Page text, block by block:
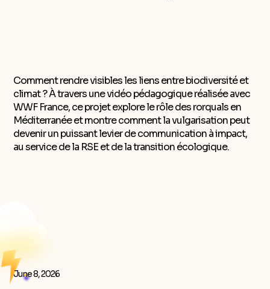
Comment rendre visibles les liens entre biodiversité et
climat ? À travers une vidéo pédagogique réalisée avec
WWF France, ce projet explore le rôle des rorquals en
Méditerranée et montre comment la vulgarisation peut
devenir un puissant levier de communication à impact,
au service de la RSE et de la transition écologique.
June 8, 2026